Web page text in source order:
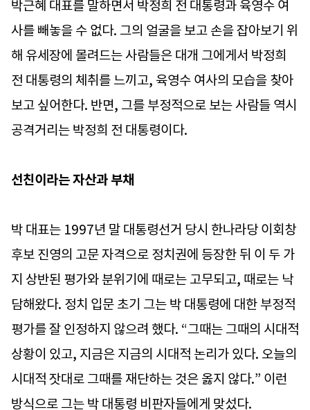
박근혜 대표를 말하면서 박정희 전 대통령과 육영수 여
사를 빼놓을 수 없다. 그의 얼굴을 보고 손을 잡아보기 위
해 유세장에 몰려드는 사람들은 대개 그에게서 박정희
전 대통령의 체취를 느끼고, 육영수 여사의 모습을 찾아
보고 싶어한다. 반면, 그를 부정적으로 보는 사람들 역시
공격거리는 박정희 전 대통령이다.
선친이라는 자산과 부채
박 대표는 1997년 말 대통령선거 당시 한나라당 이회창
후보 진영의 고문 자격으로 정치권에 등장한 뒤 이 두 가
지 상반된 평가와 분위기에 때로는 고무되고, 때로는 낙
담해왔다. 정치 입문 초기 그는 박 대통령에 대한 부정적
평가를 잘 인정하지 않으려 했다. “그때는 그때의 시대적
상황이 있고, 지금은 지금의 시대적 논리가 있다. 오늘의
시대적 잣대로 그때를 재단하는 것은 옳지 않다.” 이런
방식으로 그는 박 대통령 비판자들에게 맞섰다.